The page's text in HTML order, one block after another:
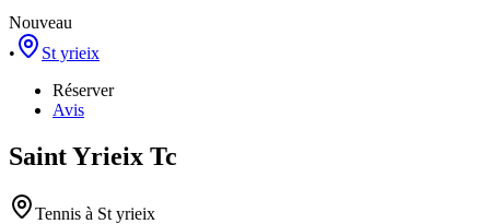
Nouveau
•
St yrieix
Réserver
Avis
Saint Yrieix Tc
Tennis à St yrieix